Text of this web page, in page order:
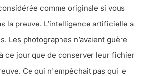
comme originale si vous
la preuve. L’intelligence artificielle a
Les photographes n’avaient guère
ce jour que de conserver leur fichier
Ce qui n'empêchait pas qui le